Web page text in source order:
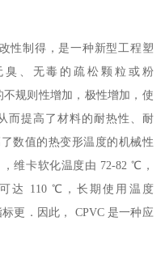
性制得，是一种新型工程塑
、无毒的疏松颗粒或粉
规则性增加，极性增加，使
而提高了材料的耐热性、耐
数值的热变形温度的机械性
维卡软化温度由 72-82 ℃，
达 110 ℃，长期使用温度
更．因此， CPVC 是一种应